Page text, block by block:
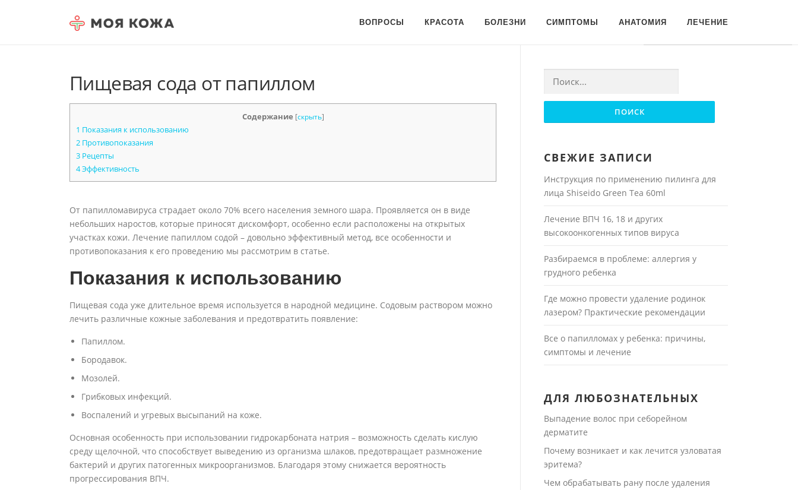
ВОПРОСЫ КРАСОТА БОЛЕЗНИ СИМПТОМЫ АНАТОМИЯ ЛЕЧЕНИЕ
Пищевая сода от папиллом
Содержание [скрыть]
1 Показания к использованию
2 Противопоказания
3 Рецепты
4Эффективность
От папилломавируса страдает около 70% всего населения земного шара. Проявляется он в виде
небольших наростов, которые приносят дискомфорт, особенно если расположены на открытых
участках кожи. Лечение папиллом содой – довольно эффективный метод, все особенности и
противопоказания к его проведению мы рассмотрим в статье.
Показания к использованию
Пищевая сода уже длительное время используется в народной медицине. Содовым раствором можно
лечить различные кожные заболевания и предотвратить появление:
Папиллом.
Бородавок.
Мозолей.
Грибковых инфекций.
Воспалений и угревых высыпаний на коже.
Основная особенность при использовании гидрокарбоната натрия – возможность сделать кислую
среду щелочной, что способствует выведению из организма шлаков, предотвращает размножение
бактерий и других патогенных микроорганизмов. Благодаря этому снижается вероятность
прогрессирования ВПЧ.
Найти:
СВЕЖИЕ ЗАПИСИ
Инструкция по применению пилинга для
лица Shiseido Green Tea 60ml
Лечение ВПЧ 16, 18 и других
высокоонкогенных типов вируса
Разбираемся в проблеме: аллергия у
грудного ребенка
Где можно провести удаление родинок
лазером? Практические рекомендации
Все о папилломах у ребенка: причины,
симптомы и лечение
ДЛЯ ЛЮБОЗНАТЕЛЬНЫХ
Выпадение волос при себорейном
дерматите
Почему возникает и как лечится узловатая
эритема?
Чем обрабатывать рану после удаления
Для любых предложений по